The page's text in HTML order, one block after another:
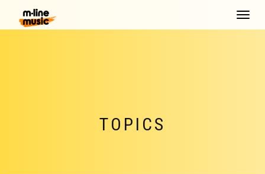
Toggle
TOPICS